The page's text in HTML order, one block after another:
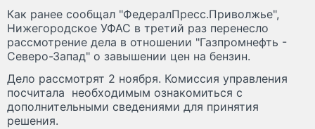
Как ранее сообщал "ФедералПресс.Приволжье",
Нижегородское УФАС в третий раз перенесло
рассмотрение дела в отношении "Газпромнефть -
Северо-Запад" о завышении цен на бензин.
Дело рассмотрят 2 ноября. Комиссия управления
посчитала необходимым ознакомиться с
дополнительными сведениями для принятия
решения.